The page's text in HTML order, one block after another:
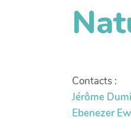
Contacts :
Jérôme
Ebenezer